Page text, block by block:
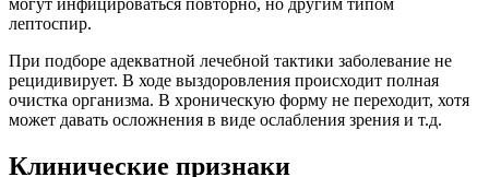
могут инфицироваться повторно, но другим типом
лептоспир.
При подборе адекватной лечебной тактики заболевание не
рецидивирует. В ходе выздоровления происходит полная
очистка организма. В хроническую форму не переходит, хотя
может давать осложнения в виде ослабления зрения и т.д.
Клинические признаки